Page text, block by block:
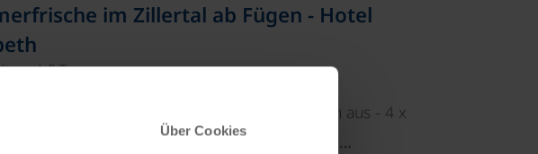
Über Cookies
im Zillertal ab Fügen - Hotel
| 5 Tage
Hotel Elisabeth aus - 4 x
mit Halbpension, Nutzung hoteleigener…